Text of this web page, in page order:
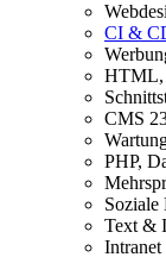
CI &
HTML,
CMS
PHP,
Soziale
Text &
Intranet